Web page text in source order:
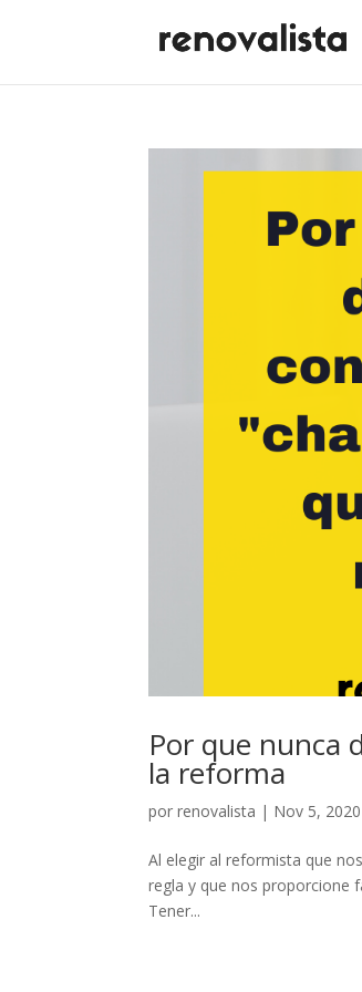
Por que nunca
la reforma
porrenovalista | Nov 5, 2020
Al elegir al reformista que
regla y que nos proporcione
Tener...